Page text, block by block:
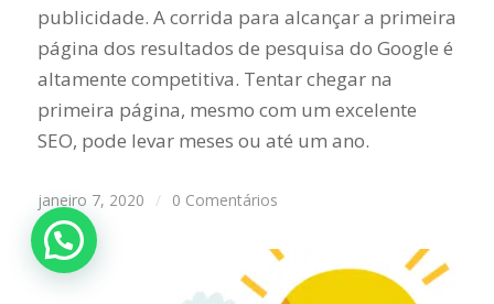
publicidade. A corrida para alcançar a primeira
página dos resultados de pesquisa do Google é
altamente competitiva. Tentar chegar na
primeira página, mesmo com um excelente
SEO, pode levar meses ou até um ano.
janeiro 7, 2020 / 0 Comentários